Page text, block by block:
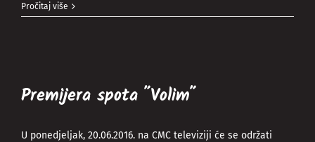
Pročitaj više
Premijera spota ˝Volim˝
U ponedjeljak, 20.06.2016. na CMC televiziji će se održati